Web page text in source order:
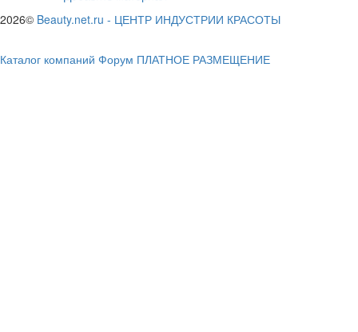
2026© Beauty.net.ru - ЦЕНТР ИНДУСТРИИ КРАСОТЫ
Каталог компаний Форум ПЛАТНОЕ РАЗМЕЩЕНИЕ